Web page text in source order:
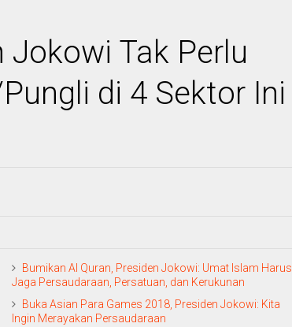
Tak Perlu
di 4 Sektor Ini
Bumikan Al Quran, Presiden Jokowi: Umat Islam Harus
Jaga Persaudaraan, Persatuan, dan Kerukunan
Buka Asian Para Games 2018, Presiden Jokowi: Kita
Ingin Merayakan Persaudaraan